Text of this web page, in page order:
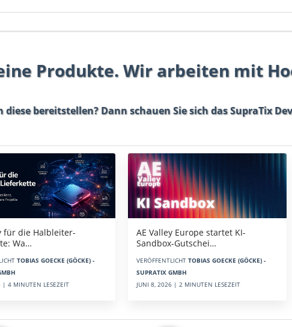
Produkte. Wir arbeiten mit
bereitstellen? Dann schauen Sie sich dasSupraTix
für die Halbleiter-
Wa…
TOBIAS GOECKE (GÖCKE) -
| 4 MINUTEN LESEZEIT
AE Valley Europe startet KI-
Sandbox-Gutschei…
VERÖFFENTLICHT TOBIAS GOECKE (GÖCKE) -
SUPRATIX GMBH
JUNI 8, 2026 | 2 MINUTEN LESEZEIT